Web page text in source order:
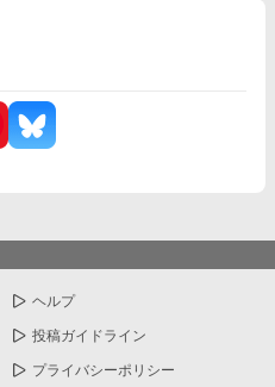
ヘルプ
投稿ガイドライン
プライバシーポリシー